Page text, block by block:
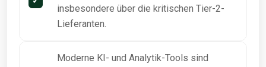
insbesondere über die kritischen Tier-2-
Lieferanten.
Moderne KI- und Analytik-Tools sind